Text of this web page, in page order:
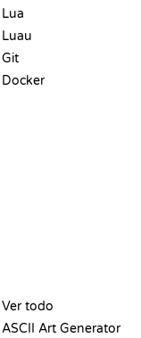
Lua
Luau
Git
Docker
Ver todo
ASCII Art Generator